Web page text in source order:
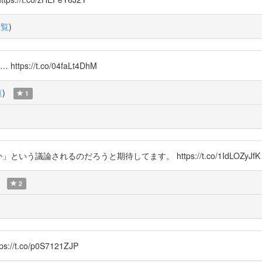
)
https://t.co/04faLt4DhM
) 1
という議論されるのだろうと期待してます。 https://t.co/1IdLOZyJfK
2
t.co/p0S7121ZJP